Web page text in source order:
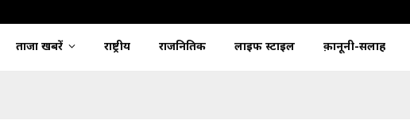
ताजा खबरें राष्ट्रीय राजनितिक लाइफ स्टाइल क़ानूनी-सलाह